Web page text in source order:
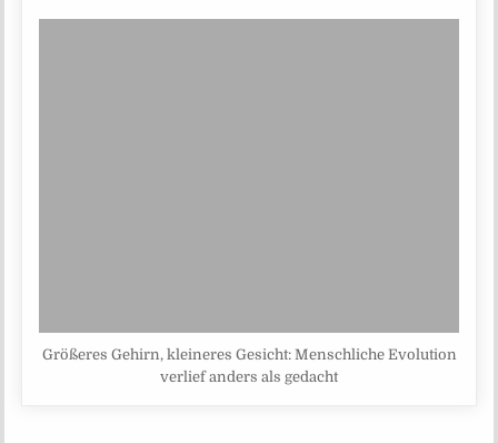
Größeres Gehirn, kleineres Gesicht: Menschliche Evolution
verlief anders als gedacht